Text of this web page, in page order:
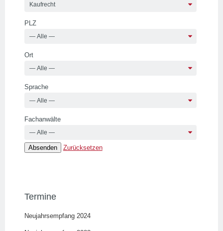
PLZ
Ort
Sprache
Fachanwälte
Zurücksetzen
Termine
Neujahrsempfang 2024